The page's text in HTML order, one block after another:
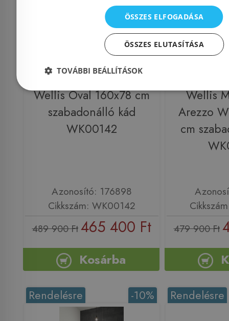
Wellis Oval 160x78 cm
szabadonálló kád
WK00142
Azonosító: 176898
Cikkszám: WK00142
489 900 Ft 465 400 Ft
Kosárba
Wellis
Arezzo
cm
479 900 Ft
-10%
Rendelésre Rendelésre
ÖSSZES ELFOGADÁSA
ÖSSZES ELUTASÍTÁSA
TOVÁBBI BEÁLLÍTÁSOK